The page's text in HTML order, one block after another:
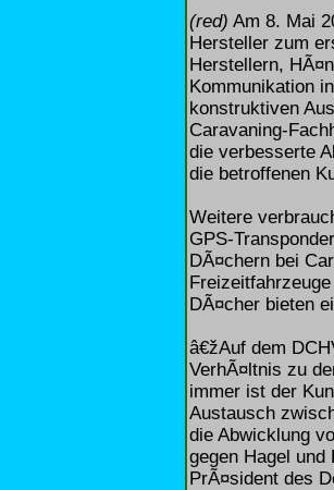
(red) Am 8. Mai
Hersteller zum
Herstellern,
Kommunikation
konstruktiven
Caravaning-
die verbesserte
die betroffenen
Weitere
GPS-
DÃ¤chern bei
DÃ¤cher bieten
â€žAuf dem
VerhÃ¤ltnis zu
immer ist der
Austausch
die Abwicklung
gegen Hagel
PrÃ¤sident des